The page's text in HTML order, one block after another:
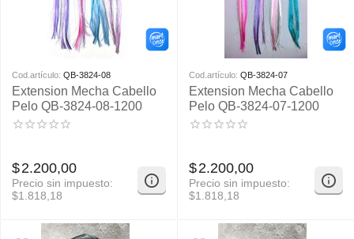
Cod.artículo: QB-3824-08
Extension Mecha Cabello
Pelo QB-3824-08-1200
$2.200,00
Precio sin impuesto:
$1.818,18
Cod.artículo: QB-3824-07
Extension Mecha Cabello
Pelo QB-3824-07-1200
$2.200,00
Precio sin impuesto:
$1.818,18